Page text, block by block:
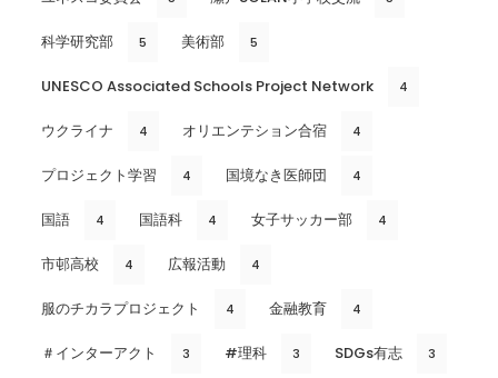
科学研究部 5 美術部 5
UNESCO Associated Schools Project Network 4
ウクライナ 4 オリエンテション合宿 4
プロジェクト学習 4 国境なき医師団 4
国語 4 国語科 4 女子サッカー部 4
市邨高校 4 広報活動 4
服のチカラプロジェクト 4 金融教育 4
＃インターアクト 3 #理科 3 SDGs有志 3